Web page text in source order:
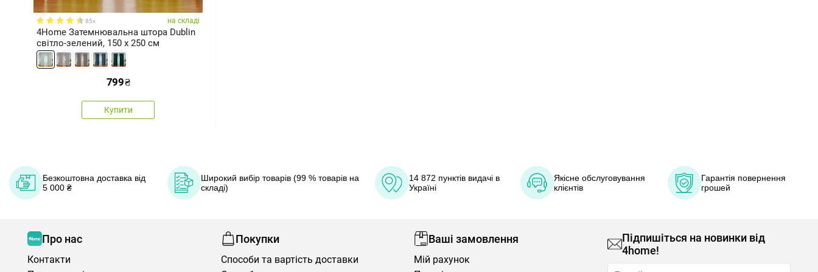
85x на складі
4Home Затемнювальна штора Dublin
світло-зелений, 150 x 250 см
799₴
Купити
Безкоштовна доставка від
5 000 ₴
Широкий вибір товарів (99 % товарів на
складі)
14 872 пунктів видачі в
Україні
Якісне обслуговування
клієнтів
Гарантія повернення
грошей
Про нас
Контакти
Покупки
Способи та вартість доставки
Ваші замовлення
Мій рахунок
Підпишіться на новинки від
4home!